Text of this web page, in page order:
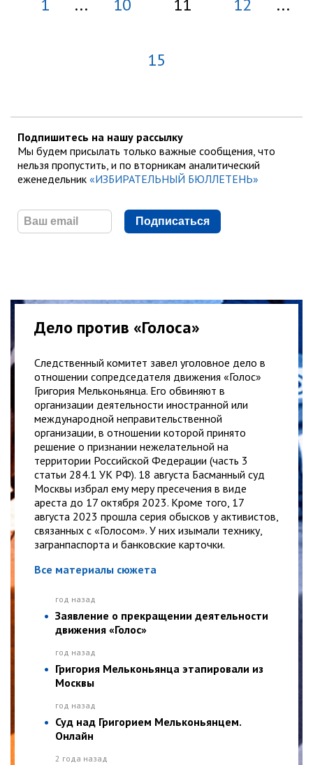
1 ... 10 11 12 ...
15
Подпишитесь на нашу рассылку
Мы будем присылать только важные сообщения, что
нельзя пропустить, и по вторникам аналитический
еженедельник «ИЗБИРАТЕЛЬНЫЙ БЮЛЛЕТЕНЬ»
Подписаться
Дело против «Голоса»
Следственный комитет завел уголовное дело в
отношении сопредседателя движения «Голос»
Григория Мельконьянца. Его обвиняют в
организации деятельности иностранной или
международной неправительственной
организации, в отношении которой принято
решение о признании нежелательной на
территории Российской Федерации (часть 3
статьи 284.1 УК РФ). 18 августа Басманный суд
Москвы избрал ему меру пресечения в виде
ареста до 17 октября 2023. Кроме того, 17
августа 2023 прошла серия обысков у активистов,
связанных с «Голосом». У них изымали технику,
загранпаспорта и банковские карточки.
Все материалы сюжета
год назад
Заявление о прекращении деятельности
движения «Голос»
год назад
Григория Мельконьянца этапировали из
Москвы
год назад
Суд над Григорием Мельконьянцем.
Онлайн
2 года назад